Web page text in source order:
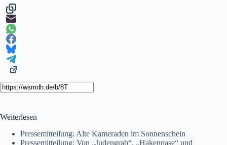
Weiterlesen
Pressemitteilung: Alte Kameraden im Sonnenschein
Pressemitteilung: Von „Judengrab“, „Hakennase“ und